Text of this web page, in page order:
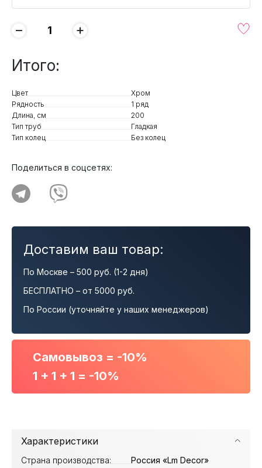
− +
Итого:
Цвет
Хром
Рядность
1 ряд
Длина, см
200
Тип труб
Гладкая
Тип колец
Без колец
Поделиться в соцсетях:
Доставим ваш товар:
По Москве – 500 руб. (1-2 дня)
БЕСПЛАТНО – от 5000 руб.
По России (уточняйте у наших менеджеров)
Самовывоз = -10%
1 + 1 + 1 = -10%
Характеристики
Страна производства:
Россия «Lm Decor»